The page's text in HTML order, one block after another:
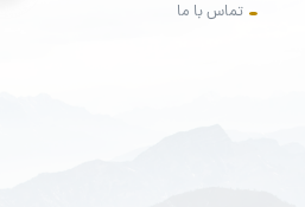
تماس با ما